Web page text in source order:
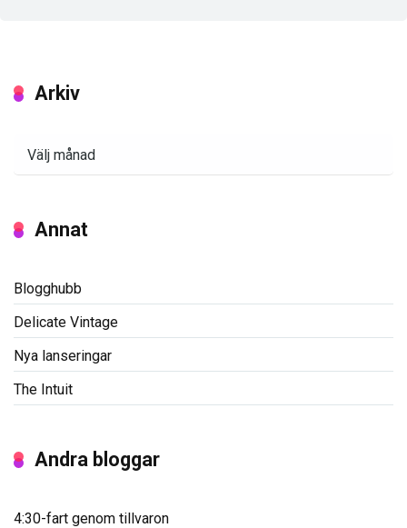
Arkiv
Annat
Blogghubb
Delicate Vintage
Nya lanseringar
The Intuit
Andra bloggar
4:30-fart genom tillvaron